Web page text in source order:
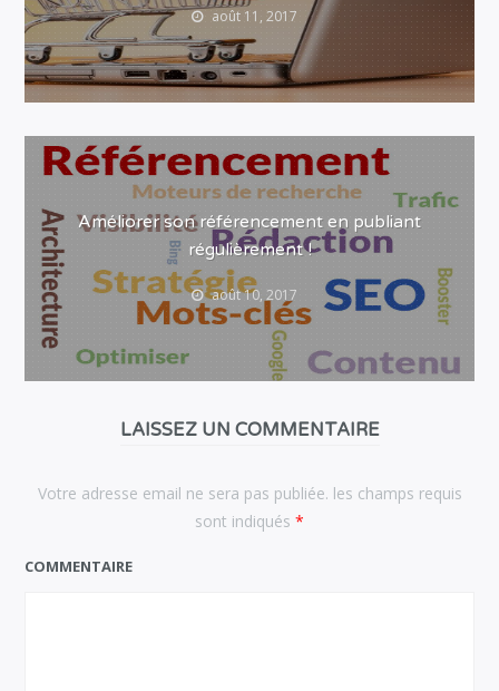
août 11, 2017
Améliorer son référencement en publiant
régulièrement !
août 10, 2017
LAISSEZ UN COMMENTAIRE
Votre adresse email ne sera pas publiée. les champs requis
sont indiqués *
COMMENTAIRE